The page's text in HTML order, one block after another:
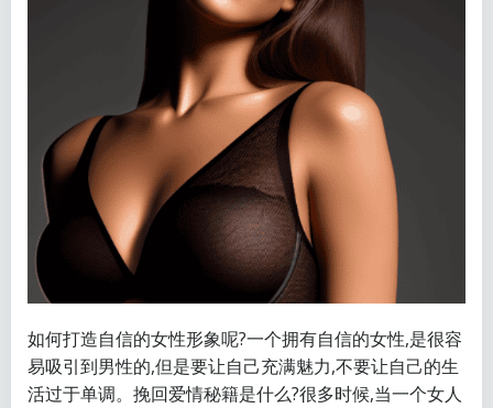
如何打造自信的女性形象呢?一个拥有自信的女性,是很容
易吸引到男性的,但是要让自己充满魅力,不要让自己的生
活过于单调。挽回爱情秘籍是什么?很多时候,当一个女人